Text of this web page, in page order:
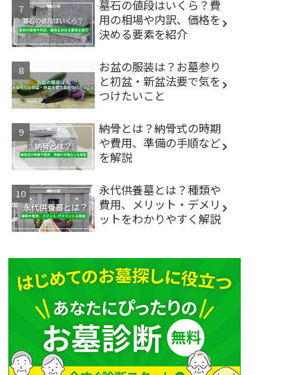
墓石の値段はいくら？費
用の相場や内訳、価格を
決める要素を紹介
お盆の服装は？お墓参り
と初盆・新盆法要で気を
つけたいこと
納骨とは？納骨式の時期
や費用、準備の手順など
を解説
永代供養墓とは？種類や
費用、メリット・デメリ
ットをわかりやすく解説